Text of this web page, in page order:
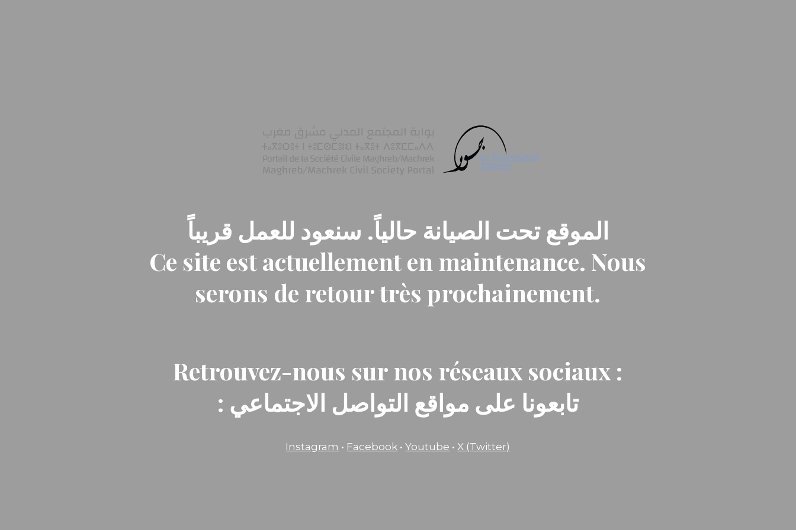
الموقع تحت الصيانة حالياً. سنعود للعمل قريباً
Ce site est actuellement en maintenance. Nous
serons de retour très prochainement.
Retrouvez-nous sur nos réseaux sociaux :
: تابعونا على مواقع التواصل الاجتماعي
Instagram • Facebook •Youtube • X (Twitter)